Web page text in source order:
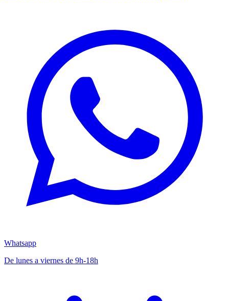
Whatsapp
De lunes a viernes de 9h-18h